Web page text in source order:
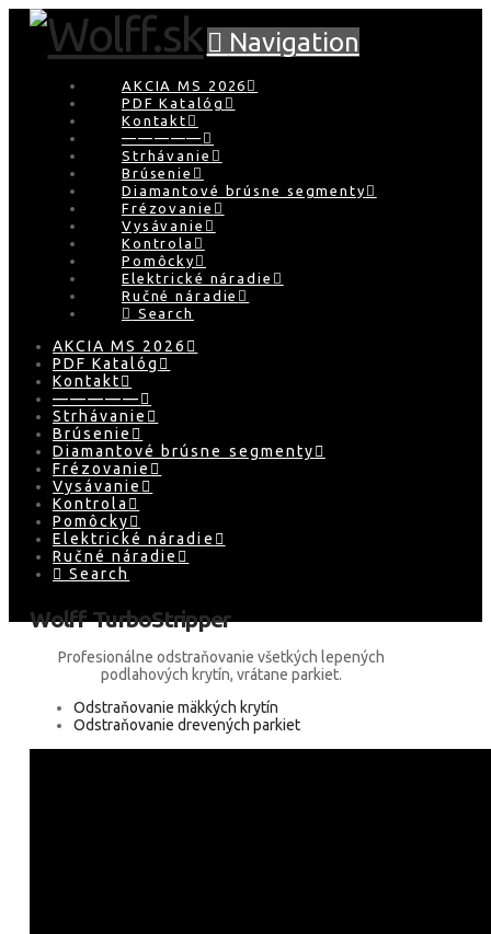
Navigation
AKCIA MS 2026
PDF Katalóg
Kontakt
—————
Strhávanie
Brúsenie
Diamantové brúsne segmenty
Frézovanie
Vysávanie
Kontrola
Pomôcky
Elektrické náradie
Ručné náradie
Search
AKCIA MS 2026
PDF Katalóg
Kontakt
—————
Strhávanie
Brúsenie
Diamantové brúsne segmenty
Frézovanie
Vysávanie
Kontrola
Pomôcky
Elektrické náradie
Ručné náradie
Search
Wolff TurboStripper
Profesionálne odstraňovanie všetkých lepených
podlahových krytín, vrátane parkiet.
Odstraňovanie mäkkých krytín
Odstraňovanie drevených parkiet